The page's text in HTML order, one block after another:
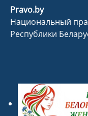
Pravo.by
Национальный
Республики